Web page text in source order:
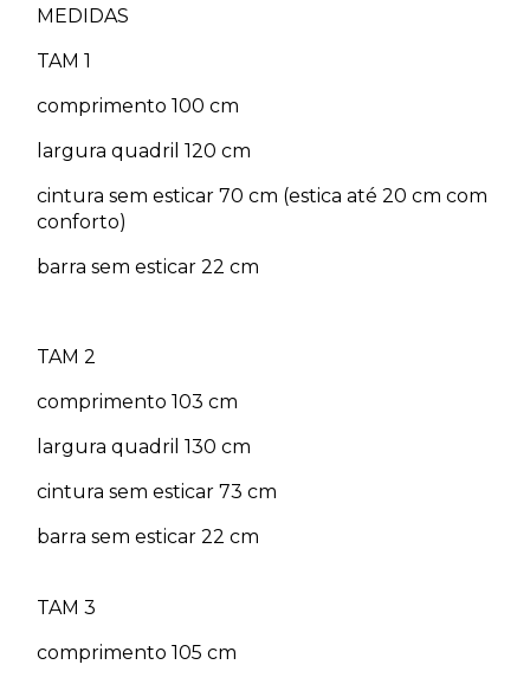
MEDIDAS
TAM 1
comprimento 100 cm
largura quadril 120 cm
cintura sem esticar 70 cm (estica até 20 cm com
conforto)
barra sem esticar 22 cm
TAM 2
comprimento 103 cm
largura quadril 130 cm
cintura sem esticar 73 cm
barra sem esticar 22 cm
TAM 3
comprimento 105 cm